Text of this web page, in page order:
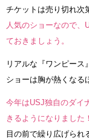
チケットは売り切れ次
人気のショーなので、
ておきましょう。
リアルな『ワンピー
ショーは胸が熱くなる
今年はUSJ独自のダイ
きるようになりました！
目の前で繰り広げられ